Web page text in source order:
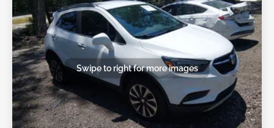
Swipe to right for more images